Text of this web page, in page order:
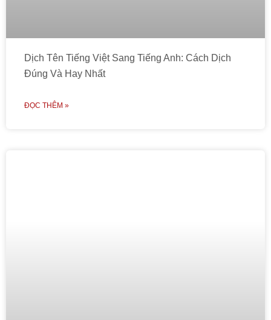
Dịch Tên Tiếng Việt Sang Tiếng Anh: Cách Dịch
Đúng Và Hay Nhất
ĐỌC THÊM »